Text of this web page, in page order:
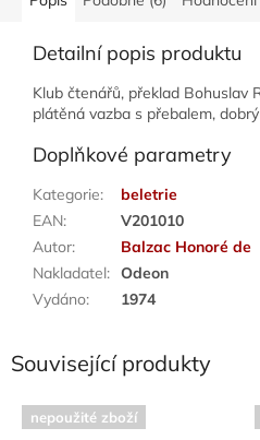
Detailní popis produktu
Klub čtenářů, překlad Bohuslav
plátěná vazba s přebalem,
Doplňkové parametry
Kategorie:
beletrie
EAN:
V201010
Autor:
Balzac Honoré de
Nakladatel: Odeon
Vydáno: 1974
Související produkty
nepoužité zboží